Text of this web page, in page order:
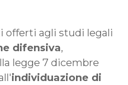
offerti agli studi legali
difensiva,
legge 7 dicembre
individuazione di